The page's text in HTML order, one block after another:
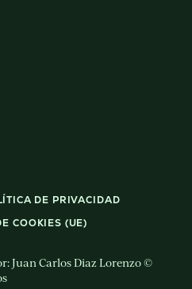
DE PRIVACIDAD
COOKIES (UE)
Juan Carlos Diaz Lorenzo ©